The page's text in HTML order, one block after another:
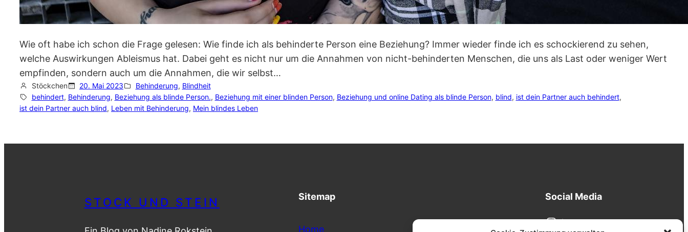
Wie oft habe ich schon die Frage gelesen: Wie finde ich als behinderte Person eine Beziehung? Immer wieder finde ich es schockierend zu sehen,
welche Auswirkungen Ableismus hat. Dabei geht es nicht nur um die Annahmen von nicht-behinderten Menschen, die uns als Last oder weniger Wert
empfinden, sondern auch um die Annahmen, die wir selbst…
Stöckchen 20. Mai 2023 Behinderung, Blindheit
behindert, Behinderung, Beziehung als blinde Person., Beziehung mit einer blinden Person, Beziehung und online Dating als blinde Person, blind, ist dein Partner auch behindert,
ist dein Partner auch blind, Leben mit Behinderung, Mein blindes Leben
STOCK UND STEIN Sitemap
Home
Social Media
Instagram